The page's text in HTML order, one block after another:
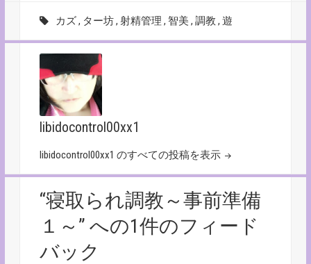
カズ, ター坊,射精管理 , 智美 ,調教 ,遊
libidocontrol00xx1
libidocontrol00xx1 のすべての投稿を表示
“寝取られ調教～事前準備
１～” への1件のフィード
バック